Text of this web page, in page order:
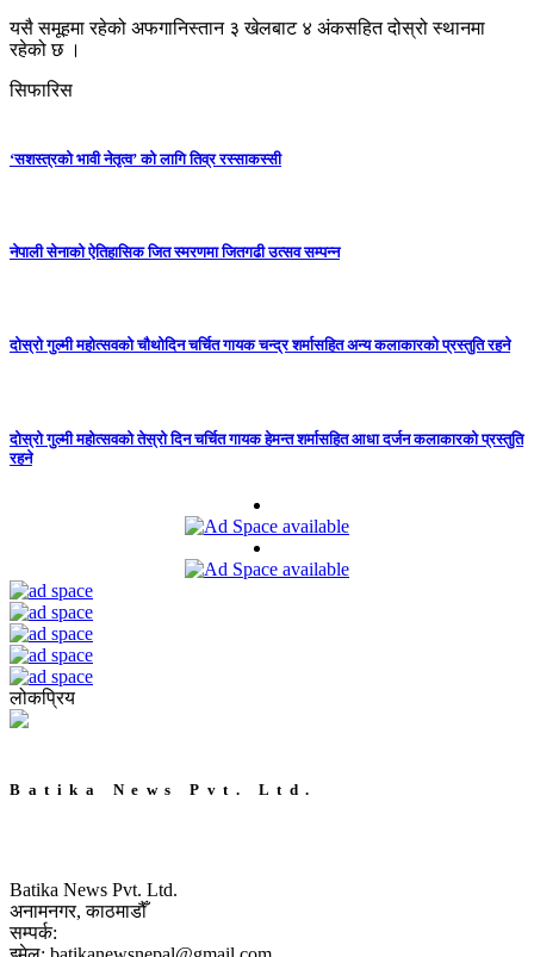
यसै समूहमा रहेको अफगानिस्तान ३ खेलबाट ४ अंकसहित दोस्रो स्थानमा
रहेको छ ।
सिफारिस
‘सशस्त्रको भावी नेतृत्व’ को लागि तिव्र रस्साकस्सी
नेपाली सेनाको ऐतिहासिक जित स्मरणमा जितगढी उत्सव सम्पन्न
दोस्रो गुल्मी महोत्सवको चौथोदिन चर्चित गायक चन्द्र शर्मासहित अन्य कलाकारको प्रस्तुति रहने
दोस्रो गुल्मी महोत्सवको तेस्रो दिन चर्चित गायक हेमन्त शर्मासहित आधा दर्जन कलाकारको प्रस्तुति
रहने
लोकप्रिय
Batika News Pvt. Ltd.
Batika News Pvt. Ltd.
अनामनगर, काठमाडौँ
सम्पर्क: